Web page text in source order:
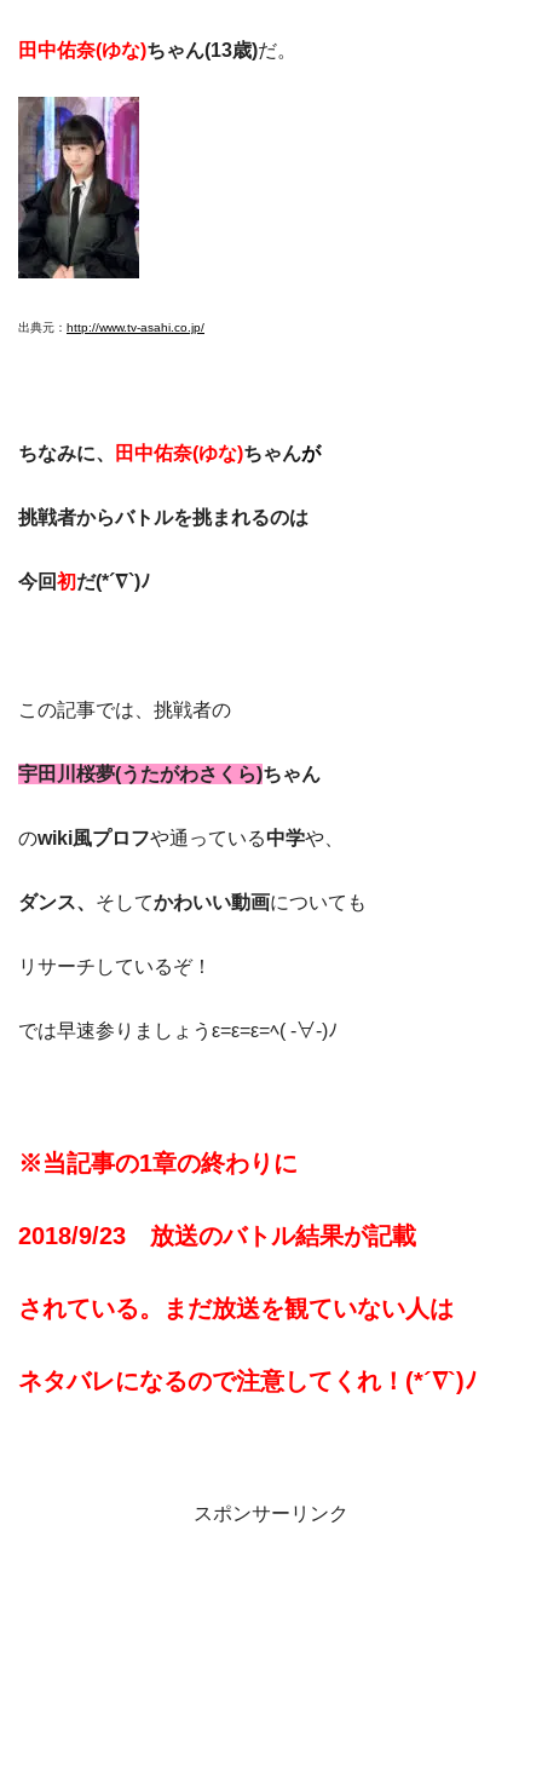
田中佑奈(ゆな)ちゃん(13歳)だ。
出典元： http://www.tv-asahi.co.jp/
ちなみに、 田中佑奈(ゆな)ちゃんが
挑戦者からバトルを挑まれるのは
今回初だ(*´∇`)ﾉ
この記事では、挑戦者の
宇田川桜夢(うたがわさくら)ちゃん
のwiki風プロフや通っている中学や、
ダンス、 そしてかわいい動画についても
リサーチしているぞ！
では早速参りましょうε=ε=ε=ﾍ( -∀-)ﾉ
※当記事の1章の終わりに
2018/9/23 放送のバトル結果が記載
されている。まだ放送を観ていない人は
ネタバレになるので注意してくれ！(*´∇`)ﾉ
スポンサーリンク